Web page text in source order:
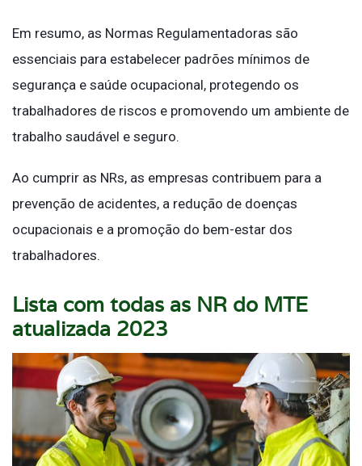
Em resumo, as Normas Regulamentadoras são
essenciais para estabelecer padrões mínimos de
segurança e saúde ocupacional, protegendo os
trabalhadores de riscos e promovendo um ambiente de
trabalho saudável e seguro.
Ao cumprir as NRs, as empresas contribuem para a
prevenção de acidentes, a redução de doenças
ocupacionais e a promoção do bem-estar dos
trabalhadores.
Lista com todas as NR do MTE
atualizada 2023